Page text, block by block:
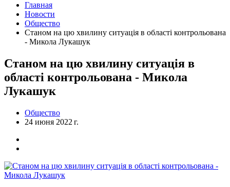
Главная
Новости
Общество
Станом на цю хвилину ситуація в області контрольована
- Микола Лукашук
Станом на цю хвилину ситуація в
області контрольована - Микола
Лукашук
Общество
24 июня 2022 г.